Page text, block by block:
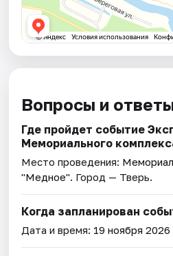
Вопросы и
Где пройдет событие
Мемориального
Место проведения:
"Медное". Город — Тверь.
Когда запланирован
Дата и время: 19 ноября 2026